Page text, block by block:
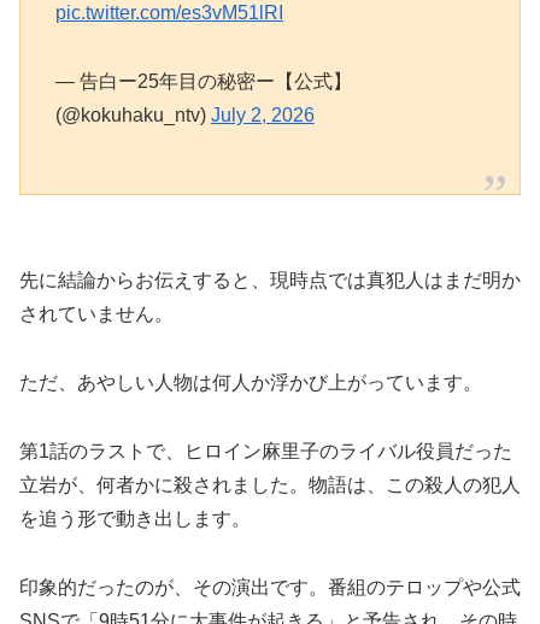
pic.twitter.com/es3vM51lRI
— 告白ー25年目の秘密ー【公式】
(@kokuhaku_ntv) July 2, 2026
先に結論からお伝えすると、現時点では真犯人はまだ明か
されていません。
ただ、あやしい人物は何人か浮かび上がっています。
第1話のラストで、ヒロイン麻里子のライバル役員だった
立岩が、何者かに殺されました。物語は、この殺人の犯人
を追う形で動き出します。
印象的だったのが、その演出です。番組のテロップや公式